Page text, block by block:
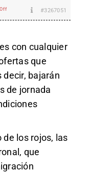
#3267051
con cualquier
que
decir, bajarán
de jornada
los rojos, las
que